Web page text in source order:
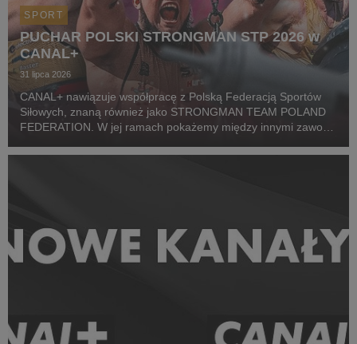
SPORT
PUCHAR POLSKI STRONGMAN STP 2026 w
CANAL+
31 lipca 2026
CANAL+ nawiązuje współpracę z Polską Federacją Sportów
Siłowych, znaną również jako STRONGMAN TEAM POLAND
FEDERATION. W jej ramach pokażemy między innymi zawody
Pierwszym wydarzeniem prezentowanym w CANAL+ SPORT 5